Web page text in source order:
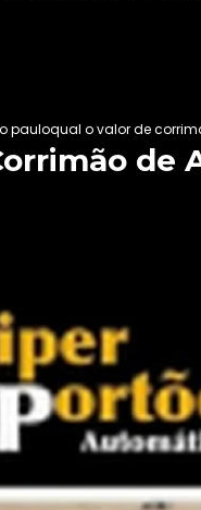
pauloqual o valor de
de